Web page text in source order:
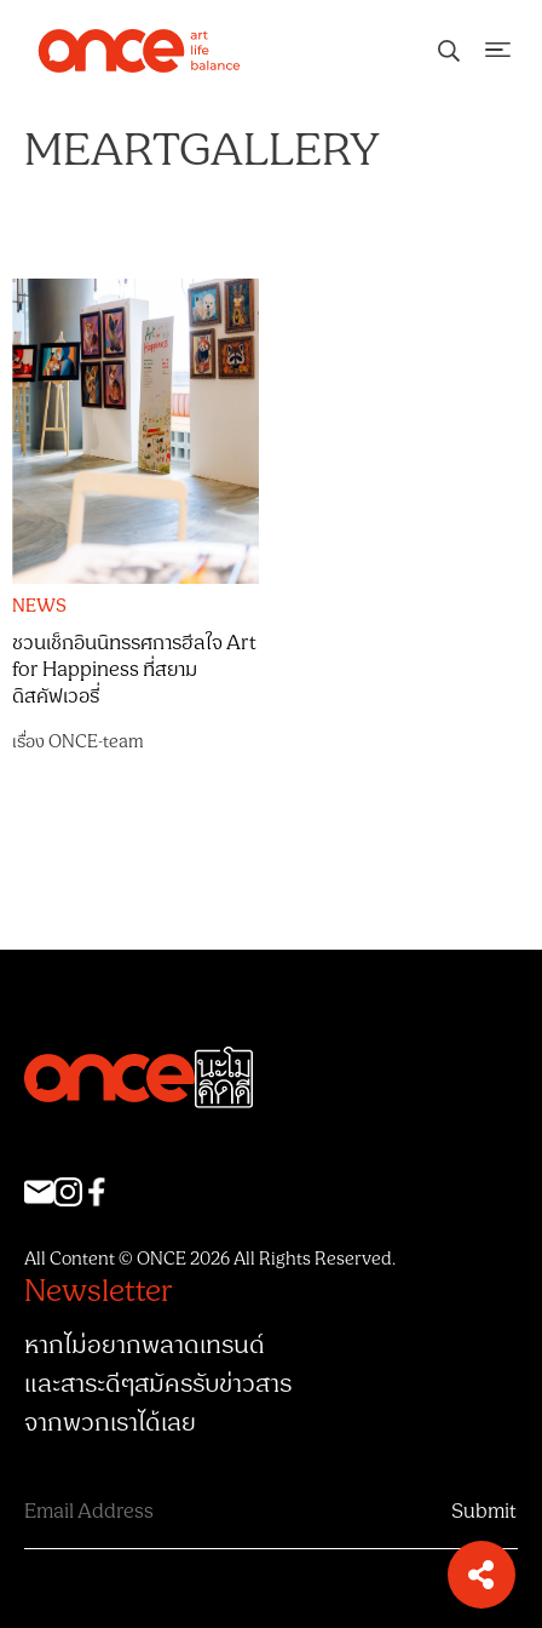
MEARTGALLERY
NEWS
ชวนเช็กอินนิทรรศการฮีลใจ Art
for Happiness ที่สยาม
ดิสคัฟเวอรี่
เรื่องONCE-team
All Content © ONCE 2026 All Rights Reserved.
Newsletter
หากไม่อยากพลาดเทรนด์
และสาระดีๆสมัครรับข่าวสาร
จากพวกเราได้เลย